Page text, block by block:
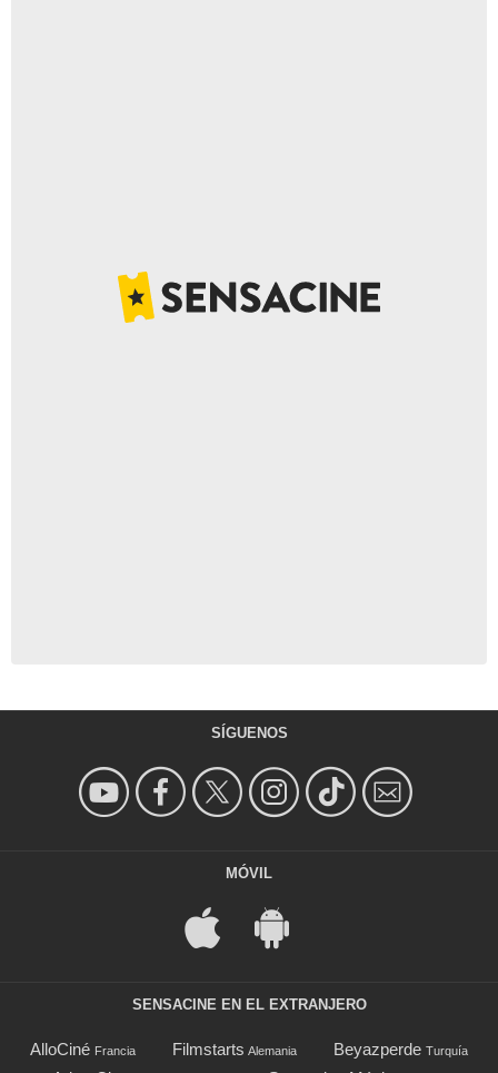
SÍGUENOS
MÓVIL
SENSACINE EN EL EXTRANJERO
AlloCiné Francia Filmstarts Alemania Beyazperde Turquía